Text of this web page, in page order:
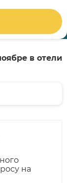
в отели
на